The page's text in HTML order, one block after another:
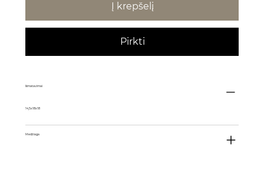
Į krepšelį
Pirkti
Išmatavimai
14,5x18x18
Medžiaga